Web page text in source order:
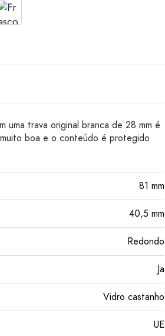
uma trava original branca de 28 mm é
boa e o conteúdo é protegido
81 mm
40,5 mm
Redondo
Ja
Vidro castanho
UE